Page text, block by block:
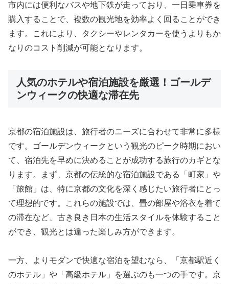
市内には便利なバスや地下鉄が走っており、一日乗車券を
購入することで、複数の観光地を効率よく回ることができ
ます。これにより、タクシーやレンタカーを使うよりもか
なりのコスト削減が可能となります。
人気のホテルや宿泊施設を厳選！ゴールデ
ンウィークの快適な滞在先
京都の宿泊施設は、旅行者のニーズに合わせて非常に多様
です。ゴールデンウィークという観光のピーク時期におい
て、宿泊先を早めに決めることが成功する旅行のカギとな
ります。まず、京都の伝統的な宿泊施設である「町家」や
「旅館」は、特に京都の文化を深く感じたい旅行者にとっ
て理想的です。これらの施設では、畳の部屋や浴衣を着て
の滞在など、古き良き日本の生活スタイルを体験すること
ができ、観光とは違った楽しみ方ができます。
一方、よりモダンで快適な宿泊を望むなら、「京都駅近く
のホテル」や「高級ホテル」を選ぶのも一つの手です。京